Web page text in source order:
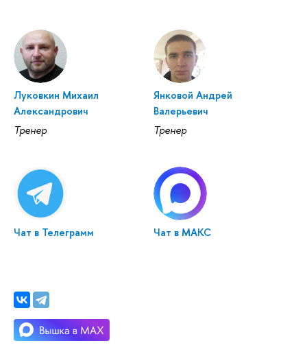
Луковкин Михаил
Александрович
Тренер
Янковой Андрей
Валерьевич
Тренер
Чат в Телеграмм Чат в МАКС